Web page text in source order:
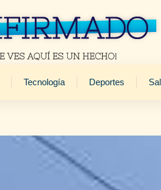
Tecnología Deportes